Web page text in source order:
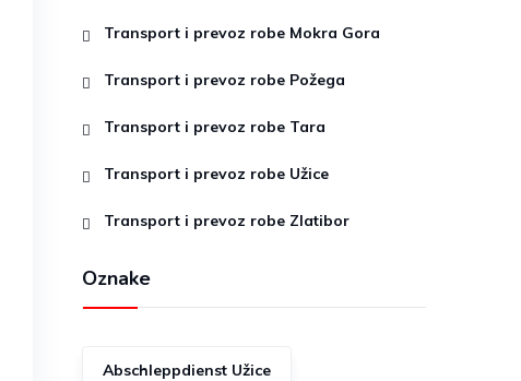
Transport i prevoz robe Mokra Gora
Transport i prevoz robe Požega
Transport i prevoz robe Tara
Transport i prevoz robe Užice
Transport i prevoz robe Zlatibor
Oznake
Abschleppdienst Užice